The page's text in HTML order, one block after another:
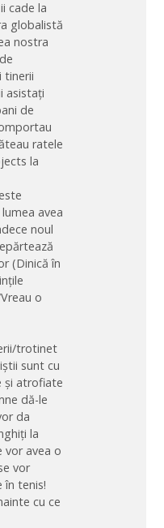
cade la
globalistă
nostra
tinerii
asistați
de
ratele
la
avea
noul
(Dinică în
o
trotinet
sunt cu
și atrofiate
dă-le
da
la
vor avea o
vor
în tenis!
cu ce